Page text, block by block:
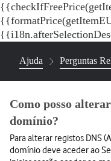
Ajuda Perguntas
Como posso
domínio?
Para alterar registos DNS
domínio deve aceder ao